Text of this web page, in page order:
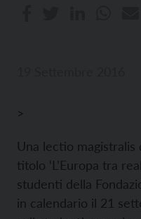
>
Una lectio magistralis
titolo ‘L’Europa tra
studenti della
in calendario il 21